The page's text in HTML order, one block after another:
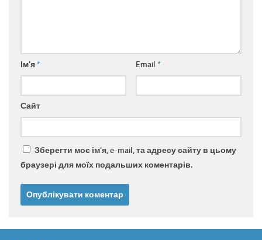
Ім'я* Email *
Сайт
Зберегти моє ім'я, e-mail, та адресу сайту в цьому
браузері для моїх подальших коментарів.